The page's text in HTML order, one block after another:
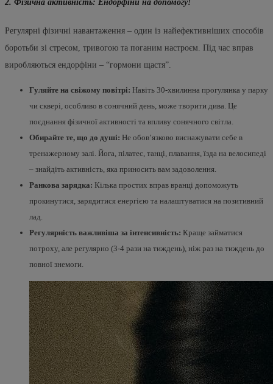
2. Фізична активність: Ендорфіни на допомогу!
Регулярні фізичні навантаження – один із найефективніших способів
боротьби зі стресом, тривогою та поганим настроєм. Під час вправ
виробляються ендорфіни – “гормони щастя”.
Гуляйте на свіжому повітрі: Навіть 30-хвилинна прогулянка у парку
чи сквері, особливо в сонячний день, може творити дива. Це
поєднання фізичної активності та впливу сонячного світла.
Обирайте те, що до душі: Не обов’язково виснажувати себе в
тренажерному залі. Йога, пілатес, танці, плавання, їзда на велосипеді
– знайдіть активність, яка приносить вам задоволення.
Ранкова зарядка: Кілька простих вправ вранці допоможуть
прокинутися, зарядитися енергією та налаштуватися на позитивний
лад.
Регулярність важливіша за інтенсивність: Краще займатися
потроху, але регулярно (3-4 рази на тиждень), ніж раз на тиждень до
повної знемоги.